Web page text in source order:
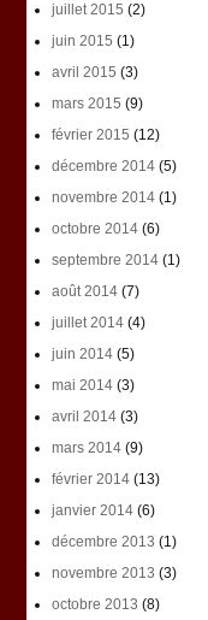
juillet 2015 (2)
juin 2015 (1)
avril 2015 (3)
mars 2015 (9)
février 2015 (12)
décembre 2014(5)
novembre 2014(1)
octobre 2014(6)
septembre 2014(1)
août 2014(7)
juillet 2014(4)
juin 2014(5)
mai 2014(3)
avril 2014(3)
mars 2014(9)
février 2014(13)
janvier 2014(6)
décembre 2013 (1)
novembre 2013 (3)
octobre 2013 (8)